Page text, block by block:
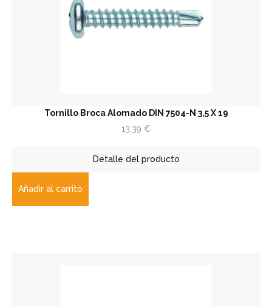
Tornillo Broca Alomado DIN 7504-N 3,5 X 19
13,39 €
Detalle del producto
Añadir al carrito